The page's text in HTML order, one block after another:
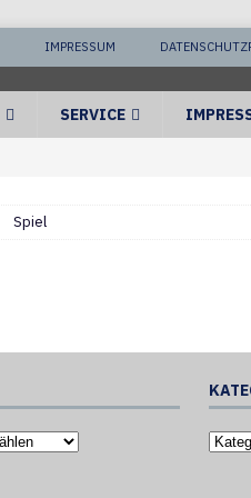
IMPRESSUM
SERVICE
Spiel